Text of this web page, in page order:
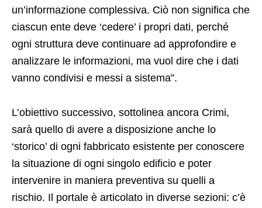
un’informazione complessiva. Ciò non significa che
ciascun ente deve ‘cedere’ i propri dati, perché
ogni struttura deve continuare ad approfondire e
analizzare le informazioni, ma vuol dire che i dati
vanno condivisi e messi a sistema”.
L’obiettivo successivo, sottolinea ancora Crimi,
sarà quello di avere a disposizione anche lo
‘storico’ di ogni fabbricato esistente per conoscere
la situazione di ogni singolo edificio e poter
intervenire in maniera preventiva su quelli a
rischio. Il portale è articolato in diverse sezioni: c’è